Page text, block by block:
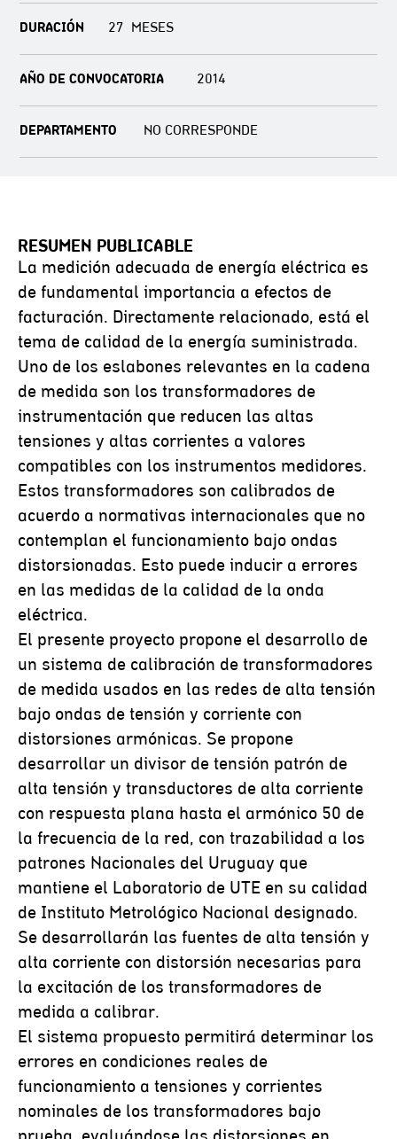
DURACIÓN 27
AÑO DE CONVOCATORIA 2014
DEPARTAMENTO NO CORRESPONDE
RESUMEN PUBLICABLE
La medición adecuada de energía eléctrica es
de fundamental importancia a efectos de
facturación. Directamente relacionado, está el
tema de calidad de la energía suministrada.
Uno de los eslabones relevantes en la cadena
de medida son los transformadores de
instrumentación que reducen las altas
tensiones y altas corrientes a valores
compatibles con los instrumentos medidores.
Estos transformadores son calibrados de
acuerdo a normativas internacionales que no
contemplan el funcionamiento bajo ondas
distorsionadas. Esto puede inducir a errores
en las medidas de la calidad de la onda
eléctrica.
El presente proyecto propone el desarrollo de
un sistema de calibración de transformadores
de medida usados en las redes de alta tensión
bajo ondas de tensión y corriente con
distorsiones armónicas. Se propone
desarrollar un divisor de tensión patrón de
alta tensión y transductores de alta corriente
con respuesta plana hasta el armónico 50 de
la frecuencia de la red, con trazabilidad a los
patrones Nacionales del Uruguay que
mantiene el Laboratorio de UTE en su calidad
de Instituto Metrológico Nacional designado.
Se desarrollarán las fuentes de alta tensión y
alta corriente con distorsión necesarias para
la excitación de los transformadores de
medida a calibrar.
El sistema propuesto permitirá determinar los
errores en condiciones reales de
funcionamiento a tensiones y corrientes
nominales de los transformadores bajo